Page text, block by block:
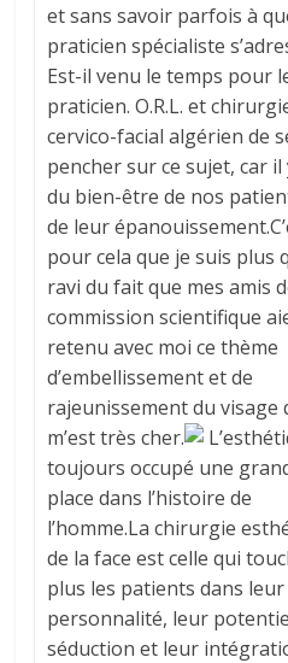
et sans savoir parfois à
praticien spécialiste
Est-il venu le temps pour
praticien. O.R.L. et
cervico-facial algérien de
pencher sur ce sujet, car il
du bien-être de nos
de leur
pour cela que je suis plus
ravi du fait que mes amis
commission scientifique
retenu avec moi ce thème
d’embellissement et de
rajeunissement du visage
m’est très cher.
toujours occupé une
place dans l’histoire de
l’homme.La chirurgie
de la face est celle qui
plus les patients dans leur
personnalité, leur
séduction et leur